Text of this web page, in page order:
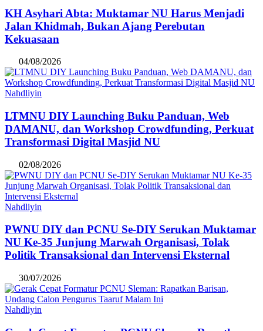
KH Asyhari Abta: Muktamar NU Harus Menjadi
Jalan Khidmah, Bukan Ajang Perebutan
Kekuasaan
04/08/2026
Nahdliyin
LTMNU DIY Launching Buku Panduan, Web
DAMANU, dan Workshop Crowdfunding, Perkuat
Transformasi Digital Masjid NU
02/08/2026
Nahdliyin
PWNU DIY dan PCNU Se-DIY Serukan Muktamar
NU Ke-35 Junjung Marwah Organisasi, Tolak
Politik Transaksional dan Intervensi Eksternal
30/07/2026
Nahdliyin